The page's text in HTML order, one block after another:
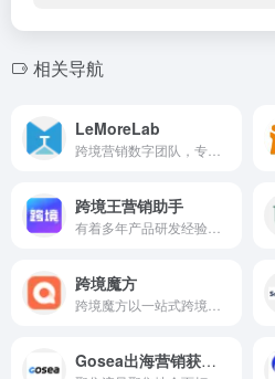
相关导航
LeMoreLab
跨境王营销助手
跨境魔方
Gosea出海营销获客系统